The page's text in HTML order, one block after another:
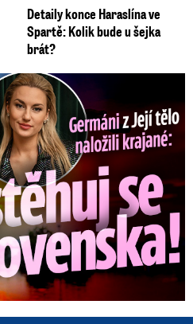
Detaily konce Haraslína ve
Spartě: Kolik bude u šejka
brát?
se, vzkázali jí krajané